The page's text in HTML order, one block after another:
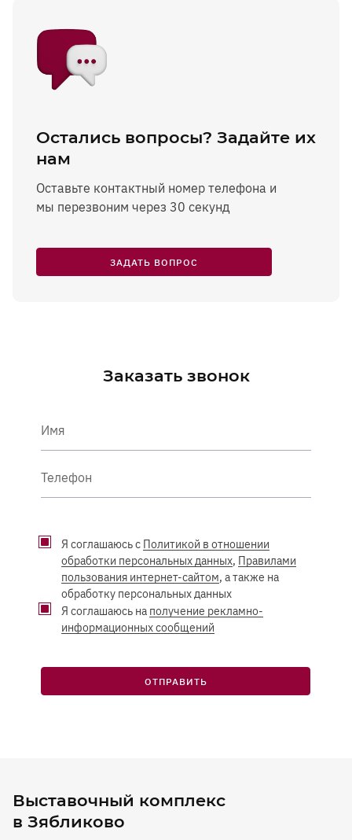
Остались вопросы? Задайте их
нам
Оставьте контактный номер телефона и
мы перезвоним через 30 секунд
ЗАДАТЬ ВОПРОС
Заказать звонок
Имя
Телефон
Я соглашаюсь с Политикой в отношении
обработки персональных данных, Правилами
пользования интернет-сайтом, а также на
обработку персональных данных
Я соглашаюсь на получение рекламно-
информационных сообщений
ОТПРАВИТЬ
Выставочный комплекс
в Зябликово